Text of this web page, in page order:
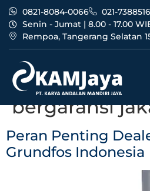
0821-8084-0066 021-
Senin - Jumat | 8.00 - 17.00
Rempoa, Tangerang Selatan
Tag:
grundfos
bergaransi
Peran Penting
Grundfos Indonesia